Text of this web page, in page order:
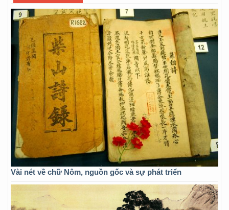
Vài nét về chữ Nôm, nguồn gốc và sự phát triển